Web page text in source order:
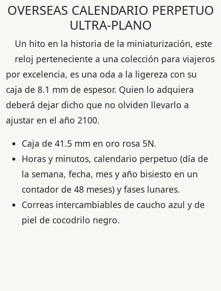
OVERSEAS CALENDARIO PERPETUO
ULTRA-PLANO
Un hito en la historia de la miniaturización, este
reloj perteneciente a una colección para viajeros
por excelencia, es una oda a la ligereza con su
caja de 8.1 mm de espesor. Quien lo adquiera
deberá dejar dicho que no olviden llevarlo a
ajustar en el año 2100.
Caja de 41.5 mm en oro rosa 5N.
Horas y minutos, calendario perpetuo (día de
la semana, fecha, mes y año bisiesto en un
contador de 48 meses) y fases lunares.
Correas intercambiables de caucho azul y de
piel de cocodrilo negro.